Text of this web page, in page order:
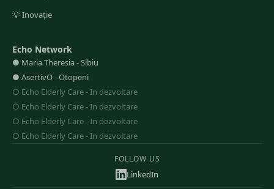
💡Inovație
Echo Network
● Maria Theresia-Sibiu
● AsertivO-Otopeni
○ Echo Elderly Care-In dezvoltare
○ Echo Elderly Care-In dezvoltare
○ Echo Elderly Care-In dezvoltare
○ Echo Elderly Care-In dezvoltare
FOLLOW US
LinkedIn